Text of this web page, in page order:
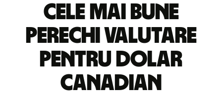
Cele mai bune
perechi valutare
pentru dolar
canadian